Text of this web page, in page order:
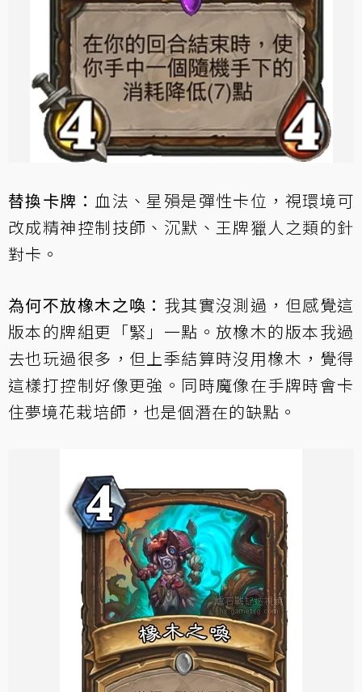
替換卡牌： 血法、星殞是彈性卡位，視環境可
改成精神控制技師、沉默、王牌獵人之類的針
對卡。
為何不放橡木之喚： 我其實沒測過，但感覺這
版本的牌組更「緊」一點。放橡木的版本我過
去也玩過很多，但上季結算時沒用橡木，覺得
這樣打控制好像更強。同時魔像在手牌時會卡
住夢境花栽培師，也是個潛在的缺點。